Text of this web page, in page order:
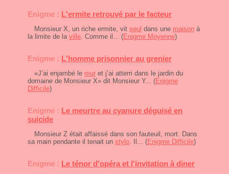
Enigme : L'ermite retrouvé par le facteur
Monsieur X, un riche ermite, vit seul dans une maison à
la limite de la ville. Comme il... (Enigme Moyenne)
Enigme : L'homme prisonnier au grenier
«J’ai enjambé le mur et j’ai atterri dans le jardin du
domaine de Monsieur X» dit Monsieur Y... (Enigme
Difficile)
Enigme : Le meurtre au cyanure déguisé en
suicide
Monsieur Z était affaissé dans son fauteuil, mort. Dans
sa main pendante il tenait un stylo. Il... (Enigme Difficile)
Enigme : Le ténor d'opéra et l'invitation à diner